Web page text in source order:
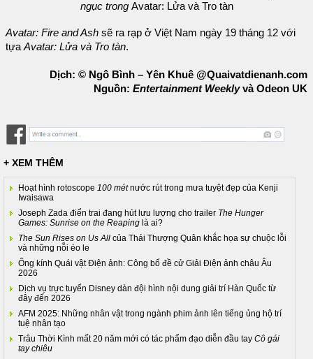
ngục trong Avatar: Lửa và Tro tàn
Avatar: Fire and Ash sẽ ra rạp ở Việt Nam ngày 19 tháng 12 với
tựa Avatar: Lửa và Tro tàn.
Dịch: © Ngô Bình – Yên Khuê @Quaivatdienanh.com
Nguồn: Entertainment Weeklyvà Odeon UK
+ XEM THÊM
Hoạt hình rotoscope 100 métnước rút trong mưa tuyệt đẹp của Kenji
Iwaisawa
Joseph Zada điển trai đang hút lưu lượng cho trailer The Hunger
Games: Sunrise on the Reaping là ai?
The Sun Rises on Us All của Thái Thượng Quân khắc họa sự chuộc lỗi
và những nỗi éo le
Ống kính Quái vật Điện ảnh: Công bố đề cử Giải Điện ảnh châu Âu
2026
Dịch vụ trực tuyến Disney dàn đội hình nội dung giải trí Hàn Quốc từ
đây đến 2026
AFM 2025: Những nhân vật trong ngành phim ảnh lên tiếng ủng hộ trí
tuệ nhân tạo
Trâu Thời Kình mất 20 năm mới có tác phẩm đạo diễn đầu tay Cô gái
tay chiêu